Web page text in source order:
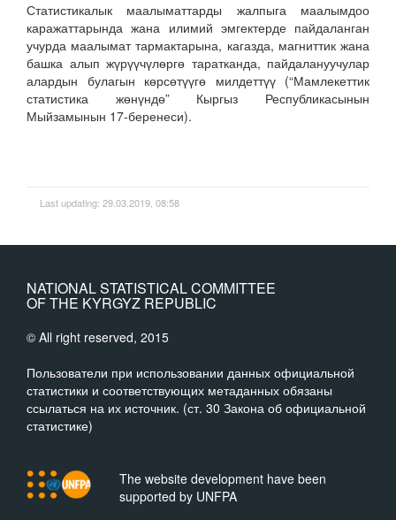
Статистикалык маалыматтарды жалпыга маалымдоо
каражаттарында жана илимий эмгектерде пайдаланган
учурда маалымат тармактарына, кагазда, магниттик жана
башка алып жүрүүчүлөргө таратканда, пайдалануучулар
алардын булагын көрсөтүүгө милдеттүү (“Мамлекеттик
статистика жөнүндө” Кыргыз Республикасынын
Мыйзамынын 17-беренеси).
Last updating: 29.03.2019, 08:58
NATIONAL STATISTICAL COMMITTEE
OF THE KYRGYZ REPUBLIC
© All right reserved, 2015
Пользователи при использовании данных официальной
статистики и соответствующих метаданных обязаны
ссылаться на их источник. (ст. 30 Закона об официальной
статистике)
The website development have been
supported by UNFPA